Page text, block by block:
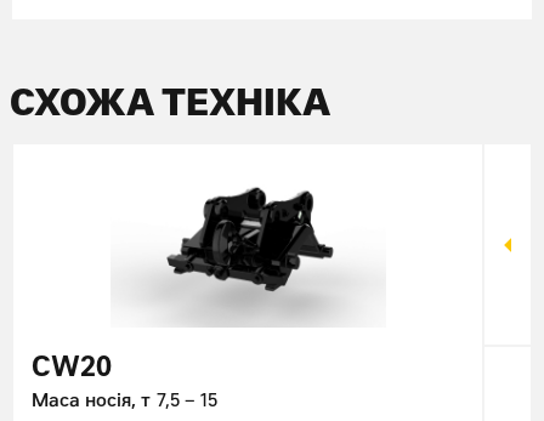
СХОЖА ТЕХНІКА
CW20
Маса носія, т 7,5 – 15